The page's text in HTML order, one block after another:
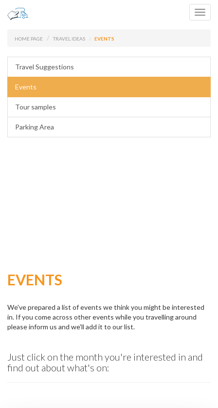
HOME PAGE TRAVEL IDEAS EVENTS
Travel Suggestions
Events
Tour samples
Parking Area
EVENTS
We've prepared a list of events we think you might be interested
in. If you come across other events while you travelling around
please inform us and we'll add it to our list.
Just click on the month you're interested in and
find out about what's on: